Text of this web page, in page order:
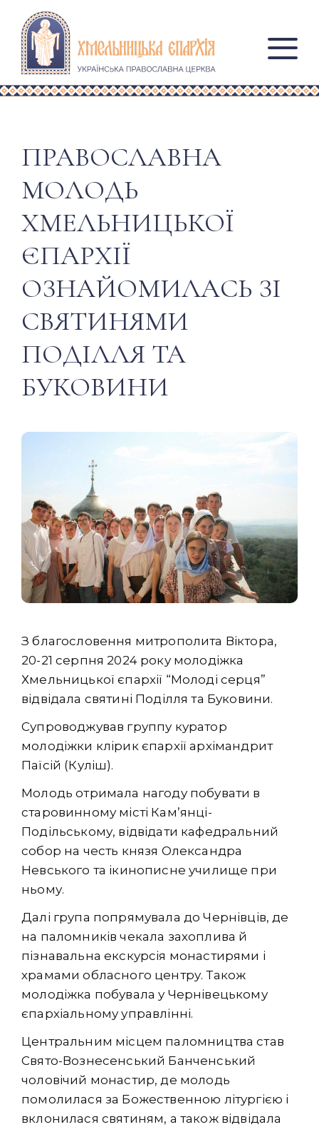
ПРАВОСЛАВНА
МОЛОДЬ
ХМЕЛЬНИЦЬКОЇ
ЄПАРХІЇ
ОЗНАЙОМИЛАСЬ ЗІ
СВЯТИНЯМИ
ПОДІЛЛЯ ТА
БУКОВИНИ
З благословення митрополита Віктора,
20-21 серпня 2024 року молодіжка
Хмельницької єпархії “Молоді серця”
відвідала святині Поділля та Буковини.
Супроводжував группу куратор
молодіжки клірик єпархії архімандрит
Паїсій (Куліш).
Молодь отримала нагоду побувати в
старовинному місті Камʼянці-
Подільському, відвідати кафедральний
собор на честь князя Олександра
Невського та ікинописне училище при
ньому.
Далі група попрямувала до Чернівців, де
на паломників чекала захоплива й
пізнавальна екскурсія монастирями і
храмами обласного центру. Також
молодіжка побувала у Чернівецькому
єпархіальному управлінні.
Центральним місцем паломництва став
Свято-Вознесенський Банченський
чоловічий монастир, де молодь
помолилася за Божественною літургією і
вклонилася святиням, а також відвідала